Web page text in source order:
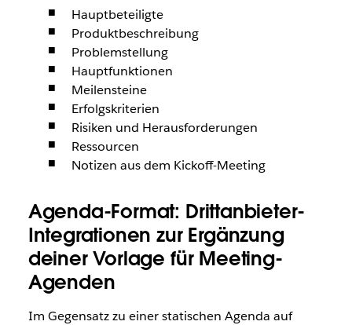
Hauptbeteiligte
Produktbeschreibung
Problemstellung
Hauptfunktionen
Meilensteine
Erfolgskriterien
Risiken und Herausforderungen
Ressourcen
Notizen aus dem Kickoff-Meeting
Agenda-Format: Drittanbieter-
Integrationen zur Ergänzung
deiner Vorlage für Meeting-
Agenden
Im Gegensatz zu einer statischen Agenda auf